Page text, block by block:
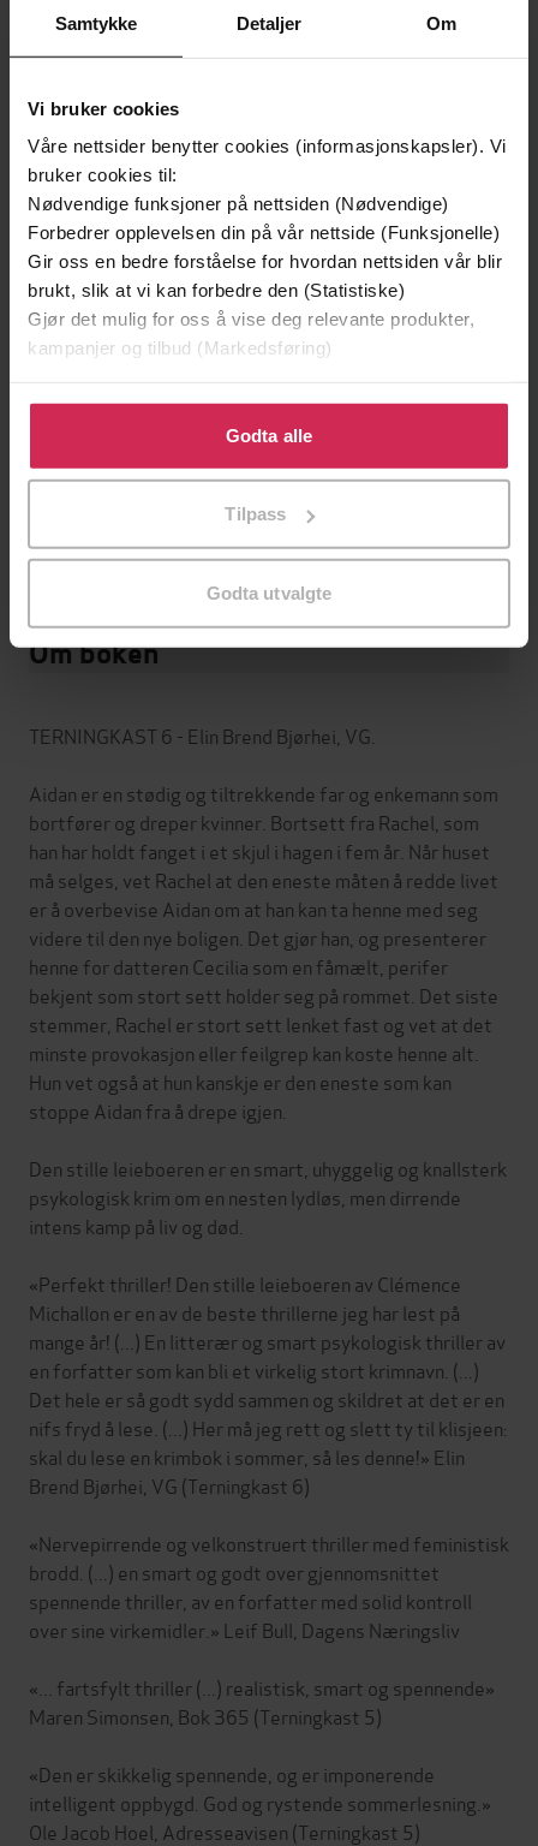
Samtykke Detaljer Om
Vi bruker cookies
Våre nettsider benytter cookies (informasjonskapsler). Vi
bruker cookies til:
Nødvendige funksjoner på nettsiden (Nødvendige)
Forbedrer opplevelsen din på vår nettside (Funksjonelle)
Gir oss en bedre forståelse for hvordan nettsiden vår blir
brukt, slik at vi kan forbedre den (Statistiske)
Gjør det mulig for oss å vise deg relevante produkter,
kampanjer og tilbud (Markedsføring)
Klikk på «Godta alle» for å gi oss ditt samtykke til å
bruke cookies for alle disse formålene. Du kan også
tilpasse ditt samtykke til spesifikke formål ved å klikke
Godta alle
Tilpass
Godta utvalgte
Forfattere Clémence Michallon(forfatter),Morten
Hansen
Forlag Aschehoug
Utgitt 26.06.2023
Sjanger Krim
DRM-
Vannmerket
ISBN 9788203397219
Om boken
TERNINGKAST 6 - Elin Brend Bjørhei, VG.
Aidan er en stødig og tiltrekkende far og enkemann som
bortfører og dreper kvinner. Bortsett fra Rachel, som
han har holdt fanget i et skjul i hagen i fem år. Når huset
må selges, vet Rachel at den eneste måten å redde livet
er å overbevise Aidan om at han kan ta henne med seg
videre til den nye boligen. Det gjør han, og presenterer
henne for datteren Cecilia som en fåmælt, perifer
bekjent som stort sett holder seg på rommet. Det siste
stemmer, Rachel er stort sett lenket fast og vet at det
minste provokasjon eller feilgrep kan koste henne alt.
Hun vet også at hun kanskje er den eneste som kan
stoppe Aidan fra å drepe igjen.
Den stille leieboeren er en smart, uhyggelig og knallsterk
psykologisk krim om en nesten lydløs, men dirrende
intens kamp på liv og død.
«Perfekt thriller! Den stille leieboeren av Clémence
Michallon er en av de beste thrillerne jeg har lest på
mange år! (...) En litterær og smart psykologisk thriller av
en forfatter som kan bli et virkelig stort krimnavn. (...)
Det hele er så godt sydd sammen og skildret at det er en
nifs fryd å lese. (...) Her må jeg rett og slett ty til klisjeen:
skal du lese en krimbok i sommer, så les denne!» Elin
Brend Bjørhei, VG (Terningkast 6)
«Nervepirrende og velkonstruert thriller med feministisk
brodd. (...) en smart og godt over gjennomsnittet
spennende thriller, av en forfatter med solid kontroll
over sine virkemidler.» Leif Bull, Dagens Næringsliv
«... fartsfylt thriller (...) realistisk, smart og spennende»
Maren Simonsen, Bok 365 (Terningkast 5)
«Den er skikkelig spennende, og er imponerende
intelligent oppbygd. God og rystende sommerlesning.»